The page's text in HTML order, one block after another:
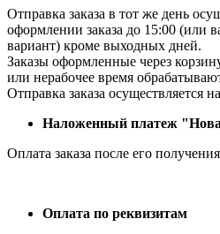
Отправка заказа в тот же день
оформлении заказа до 15:00 (или
вариант) кроме выходных дней.
Заказы оформленные через
или нерабочее время
Отправка заказа осуществляется
Наложенный платеж
Оплата заказа после его
Оплата по реквизитам